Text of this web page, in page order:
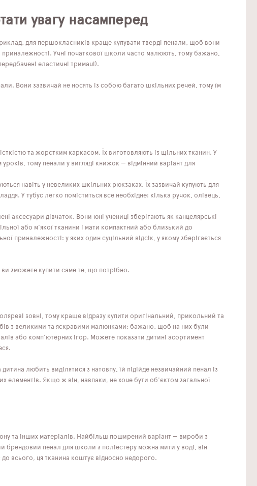
увагу насамперед
для першокласників краще купувати тверді пенали, щоб вони
приналежності. Учні початкової школи часто малюють, тому бажано,
еластичні тримачі).
Вони зазвичай не носять із собою багато шкільних речей, тому їм
та жорстким каркасом. Їх виготовляють із щільних тканин. У
тому пенали у вигляді книжок — відмінний варіант для
навіть у невеликих шкільних рюкзаках. Їх зазвичай купують для
У тубус легко поміститься все необхідне: кілька ручок, олівець,
аксесуари дівчаток. Вони юні учениці зберігають як канцелярські
або м'якої тканини і мати компактний або близький до
приналежності: у яких один суцільний відсік, у якому зберігається
ви зможете купити саме те, що потрібно.
зовні, тому краще відразу купити оригінальний, прикольний та
з великими та яскравими малюнками: бажано, щоб на них були
або комп'ютерних ігор. Можете показати дитині асортимент
любить виділятися з натовпу, їй підійде незвичайний пенал із
елементів. Якщо ж він, навпаки, не хоче бути об'єктом загальної
та інших матеріалів. Найбільш поширений варіант — вироби з
брендовий пенал для школи з поліестеру можна мити у воді, він
всього, ця тканина коштує відносно недорого.